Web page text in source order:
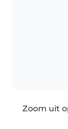
Zoom uit